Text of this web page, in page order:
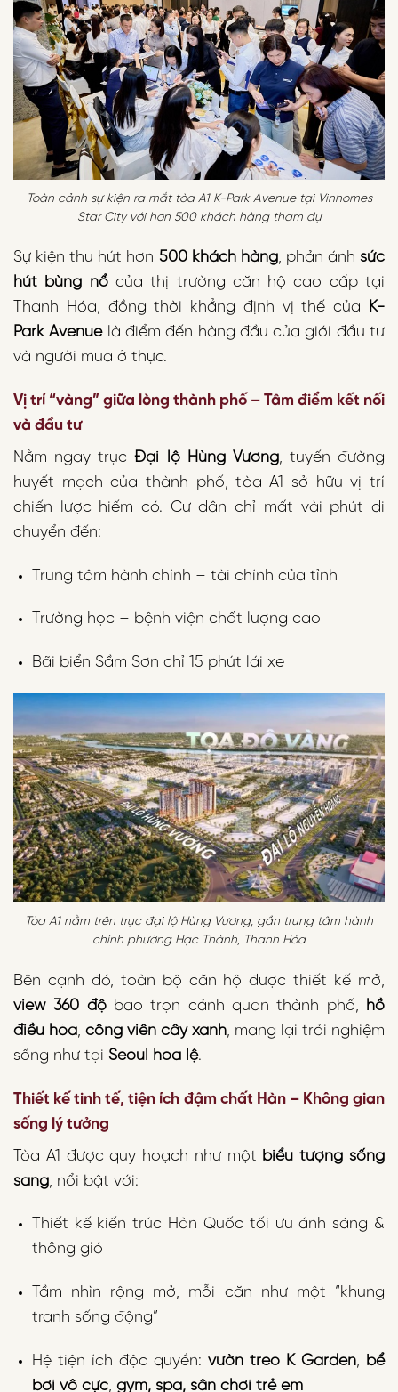
Toàn cảnh sự kiện ra mắt tòa A1 K-Park Avenue tại Vinhomes
Star City với hơn 500 khách hàng tham dự
Sự kiện thu hút hơn 500 khách hàng, phản ánhsức
hút bùng nổcủa thị trường căn hộ cao cấp tại
Thanh Hóa, đồng thời khẳng định vị thế của
K-
Park Avenuelà điểm đến hàng đầu của giới đầu tư
và người mua ở thực.
Vị trí “vàng” giữa lòng thành phố – Tâm điểm kết nối
và đầu tư
Nằm ngay trụcĐại lộ Hùng Vương, tuyến đường
huyết mạch của thành phố, tòa A1 sở hữu vị trí
chiến lược hiếm có. Cư dân chỉ mất vài phút di
chuyển đến:
Trung tâm hành chính – tài chính của tỉnh
Trường học – bệnh viện chất lượng cao
Bãi biển Sầm Sơn chỉ 15 phút lái xe
Tòa A1 nằm trên trục đại lộ Hùng Vương, gần trung tâm hành
chính phường Hạc Thành, Thanh Hóa
Bên cạnh đó, toàn bộ căn hộ được thiết kế mở,
view 360 độbao trọn cảnh quan thành phố,
hồ
điều hòa, công viên cây xanh, mang lại trải nghiệm
sống như tại Seoul hoa lệ.
Thiết kế tinh tế, tiện ích đậm chất Hàn – Không gian
sống lý tưởng
Tòa A1 được quy hoạch như một biểu tượng sống
sang , nổi bật với:
Thiết kế kiến trúc Hàn Quốc tối ưu ánh sáng &
thông gió
Tầm nhìn rộng mở, mỗi căn như một “khung
tranh sống động”
Hệ tiện ích độc quyền: vườn treo K Garden, bể
bơi vô cực, gym, spa, sân chơi trẻ em